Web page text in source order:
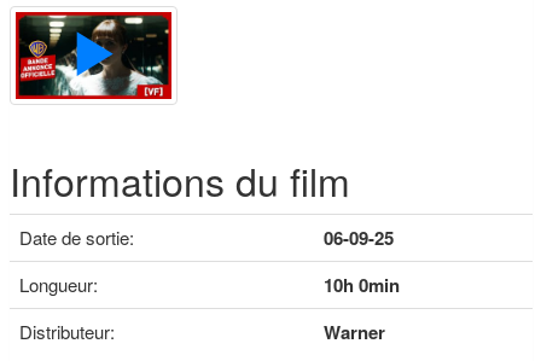
Informations du film
Date de sortie: 06-09-25
Longueur: 10h 0min
Distributeur: Warner